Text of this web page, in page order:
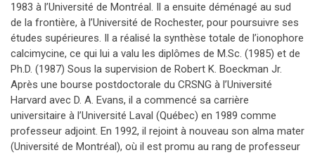
1983 à l’Université de Montréal. Il a ensuite déménagé au sud
de la frontière, à l’Université de Rochester, pour poursuivre ses
études supérieures. Il a réalisé la synthèse totale de l’ionophore
calcimycine, ce qui lui a valu les diplômes de M.Sc. (1985) et de
Ph.D. (1987) Sous la supervision de Robert K. Boeckman Jr.
Après une bourse postdoctorale du CRSNG à l’Université
Harvard avec D. A. Evans, il a commencé sa carrière
universitaire à l’Université Laval (Québec) en 1989 comme
professeur adjoint. En 1992, il rejoint à nouveau son alma mater
(Université de Montréal), où il est promu au rang de professeur